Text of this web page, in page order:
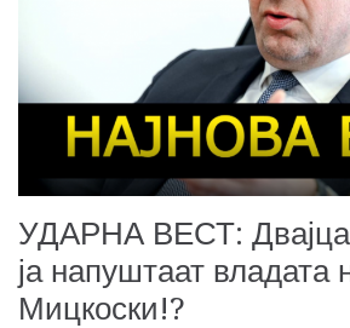
УДАРНА ВЕСТ:
ја напуштаат владата
Мицкоски!?